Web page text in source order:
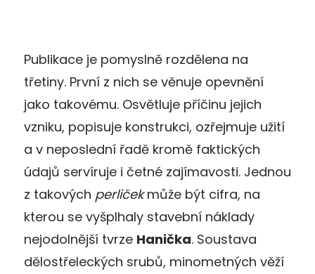
Publikace je pomyslně rozdělena na
třetiny. První z nich se věnuje opevnění
jako takovému. Osvětluje příčinu jejich
vzniku, popisuje konstrukci, ozřejmuje užití
a v neposlední řadě kromě faktických
údajů servíruje i četné zajímavosti. Jednou
z takových perličekmůže být cifra, na
kterou se vyšplhaly stavební náklady
nejodolnější tvrze Hanička. Soustava
dělostřeleckých srubů, minometných věží